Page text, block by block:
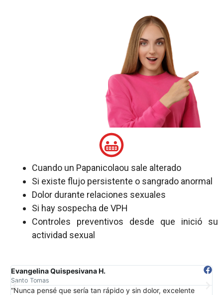
Cuando un Papanicolaou sale alterado
Si existe flujo persistente o sangrado anormal
Dolor durante relaciones sexuales
Si hay sospecha de VPH
Controles preventivos desde que inició su
actividad sexual
Paulina Huaman Q.
Livitaca
“Me explicaron todo con calma y salí tranquila.”